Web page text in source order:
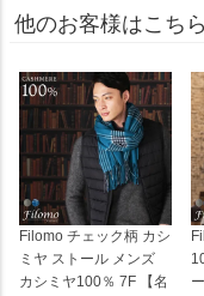
他のお客様はこち
Filomo チェック柄 カシ
ミヤ ストール メンズ
カシミヤ100％ 7F 【名